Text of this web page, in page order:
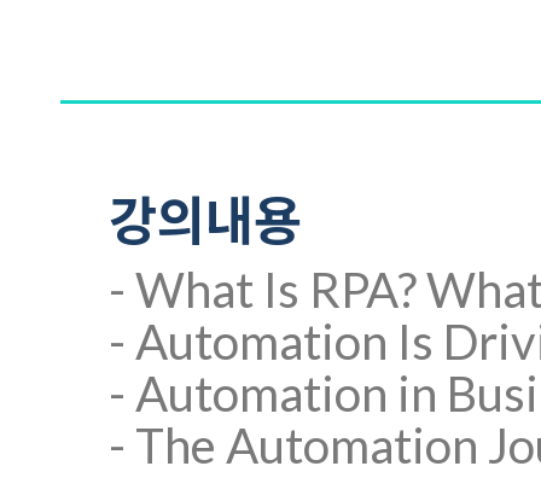
강의내용
- What Is RPA?
- Automation Is
- Automation in
- The Automation